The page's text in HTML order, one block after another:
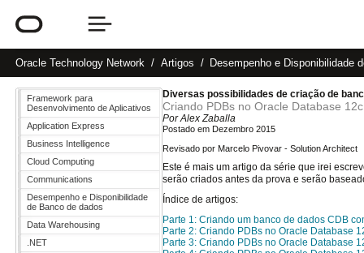
Oracle Technology Network Artigos Desempenho e Disponibilidade
Framework para
Desenvolvimento de Aplicativos
Application Express
Business Intelligence
Cloud Computing
Communications
Desempenho e Disponibilidade
de Banco de dados
Data Warehousing
.NET
Diversas possibilidades de criação de
Criando PDBs no Oracle Database
Por Alex Zaballa
Postado em Dezembro 2015
Revisado por Marcelo Pivovar - Solution Architect
Este é mais um artigo da série que irei
serão criados antes da prova e serão
Índice de artigos:
Parte 1: Criando um banco de dados CDB
Parte 2: Criando PDBs no Oracle Database
Parte 3: Criando PDBs no Oracle Database